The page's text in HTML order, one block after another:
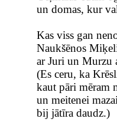
un domas, kur
Kas viss gan
Naukšēnos
ar Juri un Murzu
(Es ceru, ka
kaut pāri mēram
un meitenei
bij jātīra daudz.)